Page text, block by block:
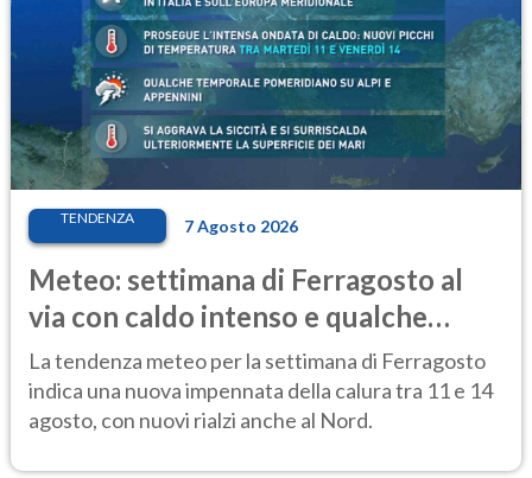
TENDENZA 7 Agosto 2026
Meteo: settimana di Ferragosto al
via con caldo intenso e qualche
temporale
La tendenza meteo per la settimana di Ferragosto
indica una nuova impennata della calura tra 11 e 14
agosto, con nuovi rialzi anche al Nord.